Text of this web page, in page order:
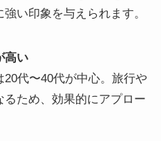
い印象を与えられます。
高い
代〜40代が中心。旅行や
ため、効果的にアプロー